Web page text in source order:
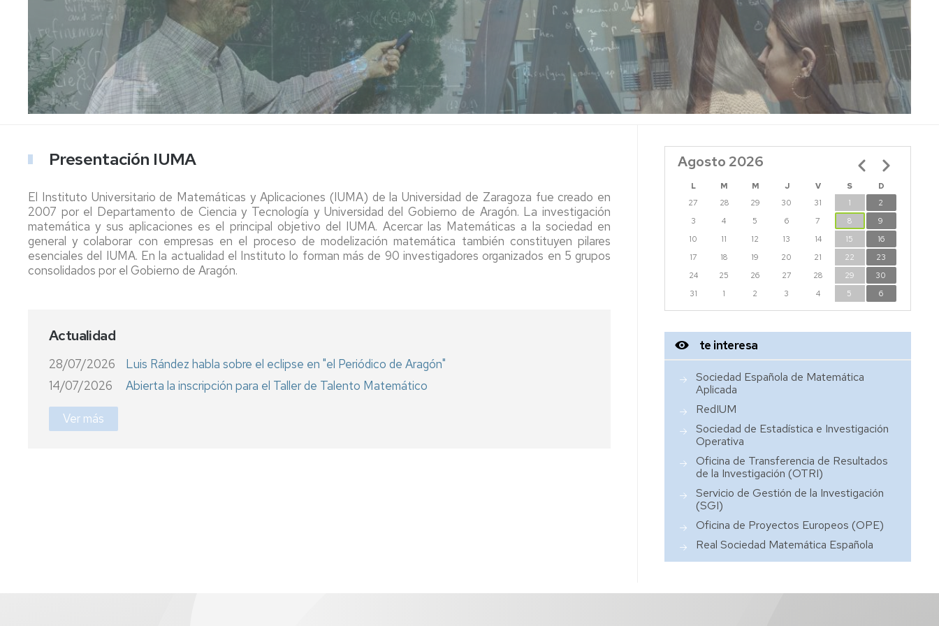
Buscador
de
Personal
Documentación
Normativa,
Plan
Estratégico
Periódicas
a
Estancias
Ayuda
Organización
Congresos
Actas
Memorias
Boletines
Seminario
de
Didáctica
las
Matemáticas
Seminario
y
Topología
Seminario
de
Matemática
Aplicada
Seminario
IUMA
Visitantes
Convocatorias
y
ayudas
Transferencia
Doctorado
Contratos
de
Formación
Taller
Matemático
Casamayor
Coma
Presentación IUMA
El Instituto Universitario de Matemáticas y Aplicaciones (IUMA) de la Universidad de Zaragoza fue creado en
2007 por el Departamento de Ciencia y Tecnología y Universidad del Gobierno de Aragón. La investigación
matemática y sus aplicaciones es el principal objetivo del IUMA. Acercar las Matemáticas a la sociedad en
general y colaborar con empresas en el proceso de modelización matemática también constituyen pilares
esenciales del IUMA. En la actualidad el Instituto lo forman más de 90 investigadores organizados en 5 grupos
consolidados por el Gobierno de Aragón.
Actualidad
28/07/2026
Luis Rández habla sobre el eclipse en "el Periódico de Aragón"
14/07/2026
Abierta la inscripción para el Taller de Talento Matemático
Ver más
Agosto 2026
L M M J V S
D
27
28 29 30 31 1
2
3
4 5 6 7 8
9
10
11 12 13 14 15
16
17
18 19 20 21 22
23
24
25 26 27 28 29
30
31
1 2 3 4 5 6
Paginación
te interesa
Sociedad Española de Matemática
Aplicada
RedIUM
Sociedad de Estadística e Investigación
Operativa
Oficina de Transferencia de Resultados
de la Investigación (OTRI)
Servicio de Gestión de la Investigación
(SGI)
Oficina de Proyectos Europeos (OPE)
Real Sociedad Matemática Española